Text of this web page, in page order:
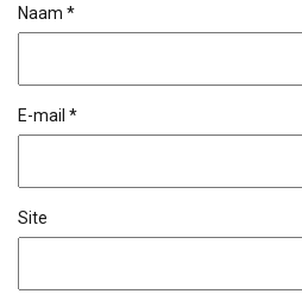
Naam *
E-mail *
Site